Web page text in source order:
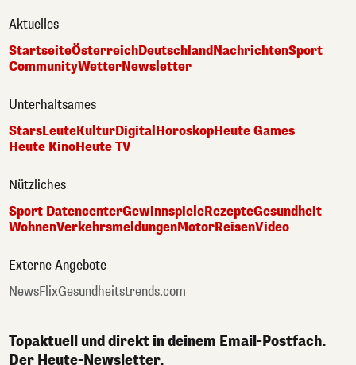
Aktuelles
StartseiteÖsterreichDeutschlandNachrichtenSport
CommunityWetterNewsletter
Unterhaltsames
StarsLeuteKulturDigital HoroskopHeute Games
Heute KinoHeute TV
Nützliches
Sport DatencenterGewinnspieleRezepteGesundheit
WohnenVerkehrsmeldungenMotorReisenVideo
Externe Angebote
NewsFlixGesundheitstrends.com
Topaktuell und direkt in deinem Email-Postfach.
Der Heute-Newsletter.